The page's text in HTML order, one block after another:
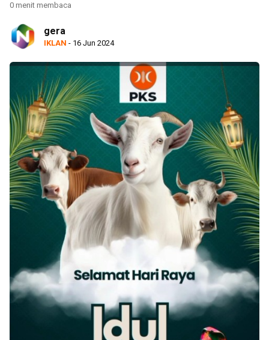
0 menit membaca
gera
IKLAN - 16 Jun 2024